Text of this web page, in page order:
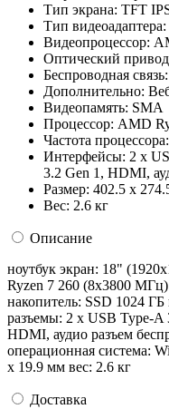
Тип экрана: TFT
Тип видеоадаптера:
Видеопроцессор:
Оптический
Беспроводная связь:
Дополнительно:
Видеопамять: SMA
Процессор: AMD
Частота процессора:
Интерфейсы: 2 x
3.2 Gen 1, HDMI,
Размер: 402.5 x
Вес: 2.6 кг
Описание
ноутбук экран: 18"
Ryzen 7 260 (8x3800
накопитель: SSD 1024
разъемы: 2 x USB Type-A
HDMI, аудио разъем
операционная система:
x 19.9 мм вес: 2.6 кг
Доставка